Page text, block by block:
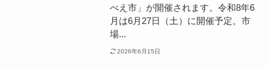
べえ市」が開催されます。令和8年6
月は6月27日（土）に開催予定。市
場...
2026年6月15日